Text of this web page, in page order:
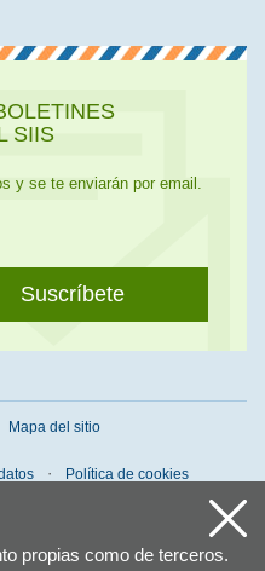
propias como de terceros.
SIIS
y se te enviarán por email.
Suscríbete
Mapa del sitio
Política de cookies